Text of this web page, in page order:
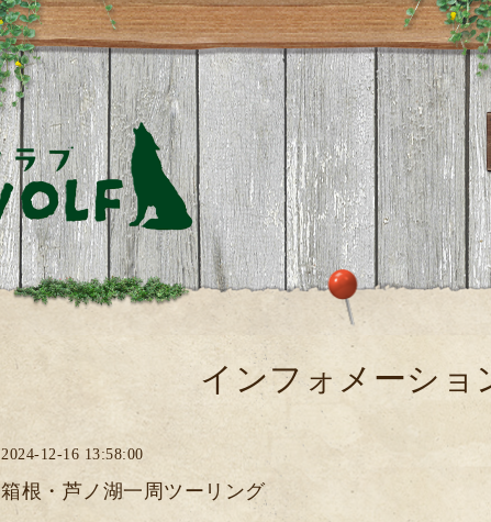
インフォメーショ
2024-12-16 13:58:00
箱根・芦ノ湖一周ツーリング